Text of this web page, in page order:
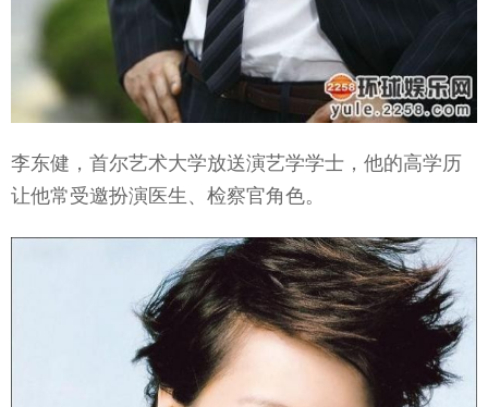
李东健，首尔艺术大学放送演艺学学士，他的高学历
让他常受邀扮演医生、检察官角色。